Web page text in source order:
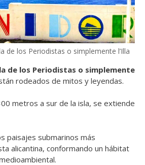
de los Periodistas o simplemente l’Illa
de los Periodistas o simplemente
rodeados de mitos y leyendas.
metros a sur de la isla, se extiende
paisajes submarinos más
alicantina, conformando un hábitat